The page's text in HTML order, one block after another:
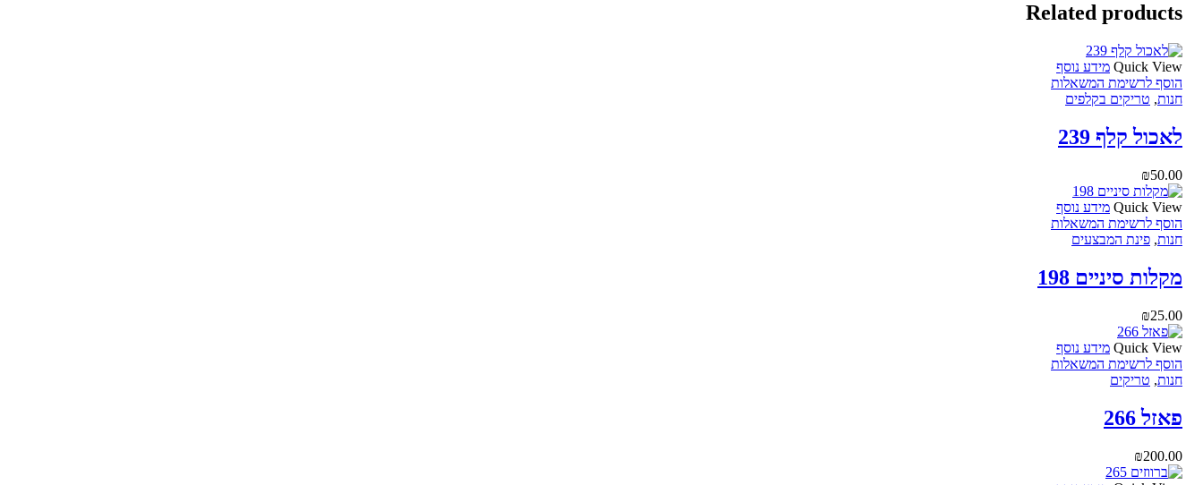
Related products
Quick View מידע נוסף
הוסף לרשימת המשאלות
חנות, טריקים בקלפים
לאכול קלף 239
₪50.00
Quick View מידע נוסף
הוסף לרשימת המשאלות
חנות, פינת המבצעים
מקלות סיניים 198
₪25.00
Quick View מידע נוסף
הוסף לרשימת המשאלות
חנות, טריקים
פאזל 266
₪200.00